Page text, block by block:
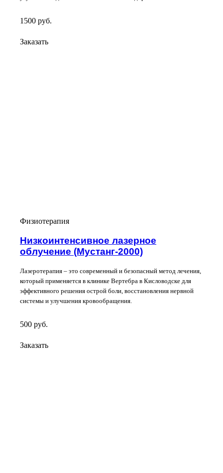
1500 руб.
Заказать
Физиотерапия
Низкоинтенсивное лазерное
облучение (Мустанг-2000)
Лазеротерапия – это современный и безопасный метод лечения,
который применяется в клинике Вертебра в Кисловодске для
эффективного решения острой боли, восстановления нервной
системы и улучшения кровообращения.
500 руб.
Заказать